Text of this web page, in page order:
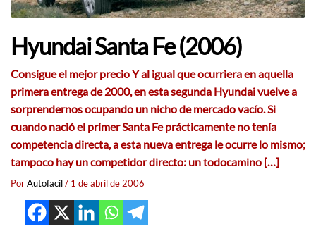
Hyundai Santa Fe (2006)
Consigue el mejor precio Y al igual que ocurriera en aquella
primera entrega de 2000, en esta segunda Hyundai vuelve a
sorprendernos ocupando un nicho de mercado vacío. Si
cuando nació el primer Santa Fe prácticamente no tenía
competencia directa, a esta nueva entrega le ocurre lo mismo;
tampoco hay un competidor directo: un todocamino […]
PorAutofacil/ 1 de abril de 2006